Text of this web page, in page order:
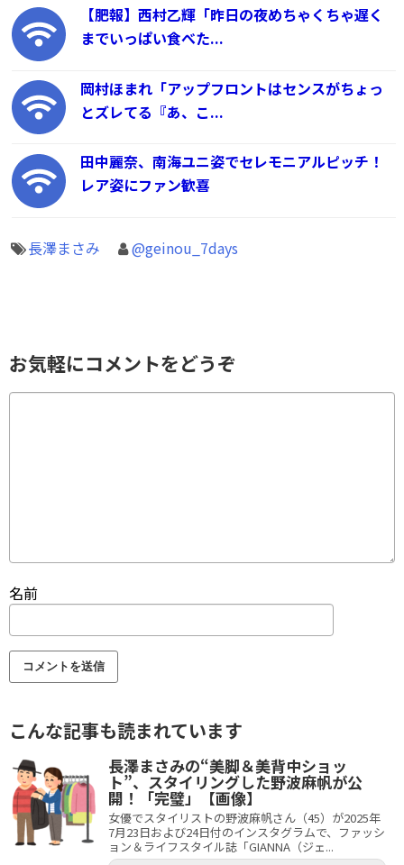
【肥報】西村乙輝「昨日の夜めちゃくちゃ遅く
までいっぱい食べた...
岡村ほまれ「アップフロントはセンスがちょっ
とズレてる『あ、こ...
田中麗奈、南海ユニ姿でセレモニアルピッチ！
レア姿にファン歓喜
長澤まさみ @geinou_7days
お気軽にコメントをどうぞ
名前
こんな記事も読まれています
長澤まさみの“美脚＆美背中ショッ
ト”、スタイリングした野波麻帆が公
開！「完璧」【画像】
女優でスタイリストの野波麻帆さん（45）が2025年
7月23日および24日付のインスタグラムで、ファッシ
ョン＆ライフスタイル誌「GIANNA（ジェ...